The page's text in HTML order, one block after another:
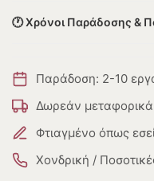
🕐 Χρόνοι Παράδοσης &
Παράδοση: 2-10
Δωρεάν
Φτιαγμένο όπως
Χονδρική /